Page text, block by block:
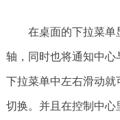
在桌面的下拉菜单
轴，同时也将通知中
下拉菜单中左右滑动就
切换。并且在控制中